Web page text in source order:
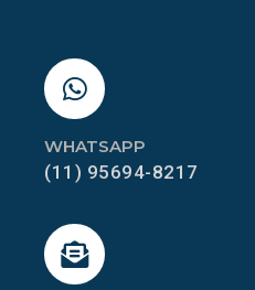
WHATSAPP
(11) 95694-8217